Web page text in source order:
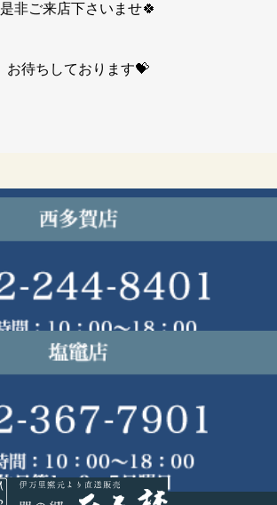
是非ご来店下さいませ🍀
お待ちしております💝